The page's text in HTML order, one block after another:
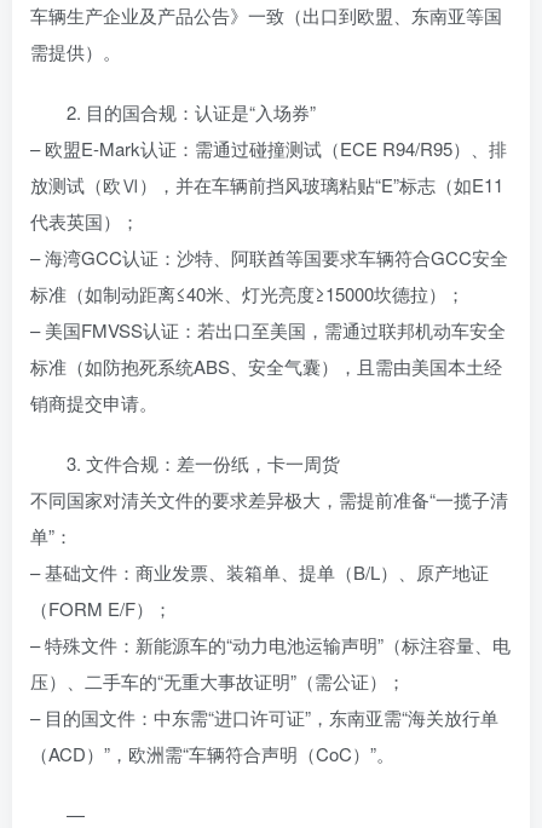
车辆生产企业及产品公告》一致（出口到欧盟、东南亚等国
需提供）。
2. 目的国合规：认证是“入场券”
– 欧盟E-Mark认证：需通过碰撞测试（ECE R94/R95）、排
放测试（欧Ⅵ），并在车辆前挡风玻璃粘贴“E”标志（如E11
代表英国）；
– 海湾GCC认证：沙特、阿联酋等国要求车辆符合GCC安全
标准（如制动距离≤40米、灯光亮度≥15000坎德拉）；
– 美国FMVSS认证：若出口至美国，需通过联邦机动车安全
标准（如防抱死系统ABS、安全气囊），且需由美国本土经
销商提交申请。
3. 文件合规：差一份纸，卡一周货
不同国家对清关文件的要求差异极大，需提前准备“一揽子清
单”：
– 基础文件：商业发票、装箱单、提单（B/L）、原产地证
（FORM E/F）；
– 特殊文件：新能源车的“动力电池运输声明”（标注容量、电
压）、二手车的“无重大事故证明”（需公证）；
– 目的国文件：中东需“进口许可证”，东南亚需“海关放行单
（ACD）”，欧洲需“车辆符合声明（CoC）”。
—